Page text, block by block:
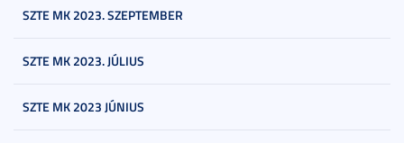
SZTE MK 2023. SZEPTEMBER
SZTE MK 2023. JÚLIUS
SZTE MK 2023 JÚNIUS